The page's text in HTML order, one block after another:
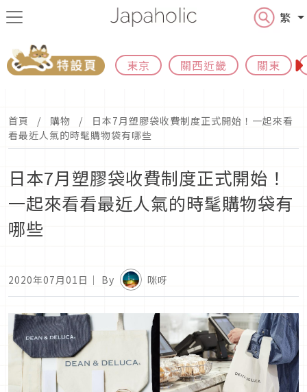
繁
東京 關西近畿 關東
首頁 購物
日本7月塑膠袋收費制度正式開始！一起來看
看最近人氣的時髦購物袋有哪些
日本7月塑膠袋收費制度正式開始！
一起來看看最近人氣的時髦購物袋有
哪些
2020年07月01日 ｜ By 咪呀